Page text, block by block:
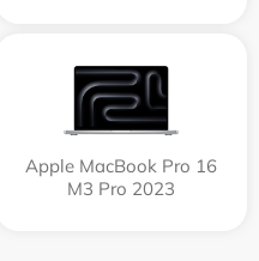
Apple MacBook Pro 16
M3 Pro 2023